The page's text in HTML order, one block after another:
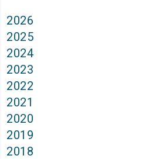
2026
2025
2024
2023
2022
2021
2020
2019
2018